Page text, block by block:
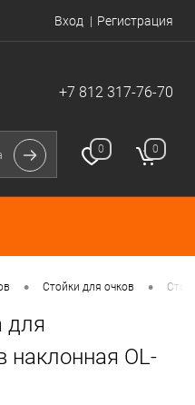
Вход Регистрация
+7 812 317-76-70
0 0
• Стойки для очков •
для
наклонная OL-